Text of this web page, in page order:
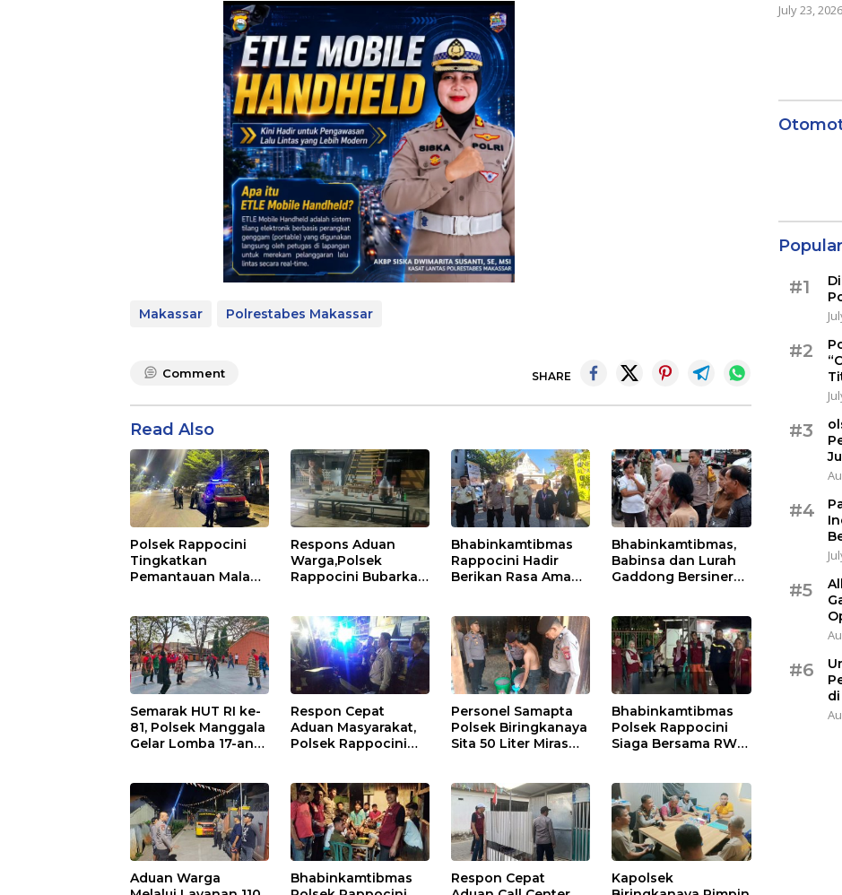
Makassar Polrestabes Makassar
Comment SHARE
Read Also
Polsek Rappocini
Tingkatkan
Pemantauan Malam
Motor dan Balapan
Liar
Respons Aduan
Warga,Polsek
Rappocini Bubarkan
Bhabinkamtibmas
Rappocini Hadir
Berikan Rasa Aman
Bhabinkamtibmas,
Babinsa dan Lurah
Gaddong Bersinergi
Pendapat Warga
Semarak HUT RI ke-
81, Polsek Manggala
Gelar Lomba 17-an
Respon Cepat
Aduan Masyarakat,
Polsek Rappocini
Keributan
Personel Samapta
Polsek Biringkanaya
Sita 50 Liter Miras
Bhabinkamtibmas
Polsek Rappocini
Siaga Bersama RW
Buakana
Aduan Warga
Bhabinkamtibmas
Respon Cepat
Kapolsek
July 23, 2026
#1
#2
#3
#4
#5
#6